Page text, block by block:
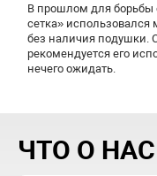
В прошлом для борьбы
сетка» использовался
без наличия подушки.
рекомендуется его
нечего ожидать.
ЧТО О